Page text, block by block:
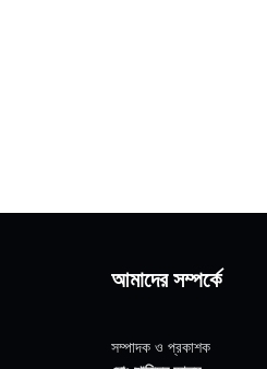
আমাদের সম্পর্কে
সম্পাদক ও প্রকাশক